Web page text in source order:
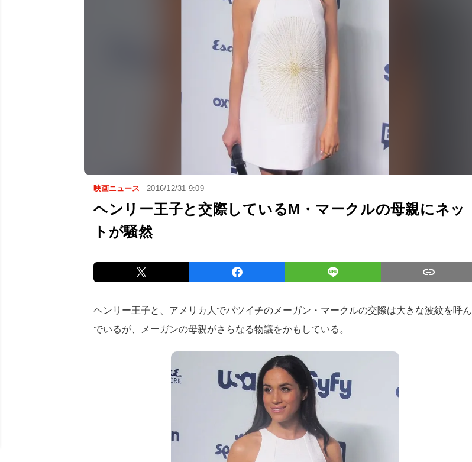
映画ニュース 2016/12/31 9:09
ヘンリー王子と交際しているM・マークルの母親にネッ
トが騒然
ヘンリー王子と、アメリカ人でバツイチのメーガン・マークルの交際は大きな波紋を呼ん
でいるが、メーガンの母親がさらなる物議をかもしている。